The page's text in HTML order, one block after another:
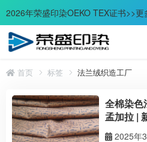
2026年荣盛印染OEKO TEX证书>>更
首页 标签 法兰绒织造工厂
全棉染色
孟加拉 |
2025年